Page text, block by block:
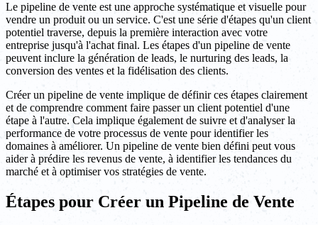
Le pipeline de vente est une approche systématique et visuelle pour
vendre un produit ou un service. C'est une série d'étapes qu'un client
potentiel traverse, depuis la première interaction avec votre
entreprise jusqu'à l'achat final. Les étapes d'un pipeline de vente
peuvent inclure la génération de leads, le nurturing des leads, la
conversion des ventes et la fidélisation des clients.
Créer un pipeline de vente implique de définir ces étapes clairement
et de comprendre comment faire passer un client potentiel d'une
étape à l'autre. Cela implique également de suivre et d'analyser la
performance de votre processus de vente pour identifier les
domaines à améliorer. Un pipeline de vente bien défini peut vous
aider à prédire les revenus de vente, à identifier les tendances du
marché et à optimiser vos stratégies de vente.
Étapes pour Créer un Pipeline de Vente